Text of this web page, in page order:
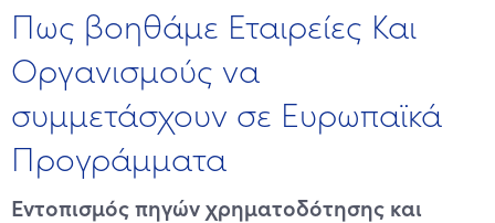
Πως βοηθάμε Εταιρείες Και
Οργανισμούς να
συμμετάσχουν σε Ευρωπαϊκά
Προγράμματα
Εντοπισμός πηγών χρηματοδότησης και